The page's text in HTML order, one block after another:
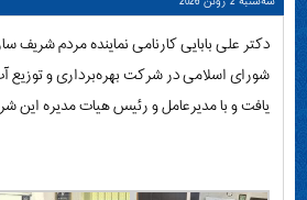
دکتر علی بابایی کارنامی نماینده مردم شریف
شورای اسلامی در شرکت بهره‌برداری و توزیع
یافت و با مدیرعامل و رئیس هیات مدیره